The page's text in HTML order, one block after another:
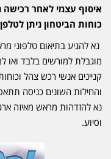
איסוף עצמי לאחר
כוחות הביטחון ניתן
נא להגיע בתיאום טלפוני
מוגבלת למורשים בלבד ואו
קניינים אנשי רכש צהל
והחילות השונים כניסה
נא להזדהות מראש מאיזה
וסיוע.